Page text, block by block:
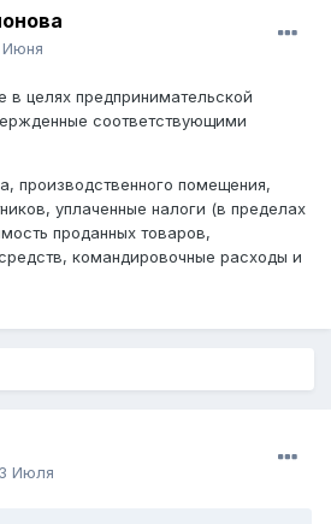
Июня
в целях предпринимательской
соответствующими
производственного помещения,
уплаченные налоги (в пределах
проданных товаров,
командировочные расходы и
Июля